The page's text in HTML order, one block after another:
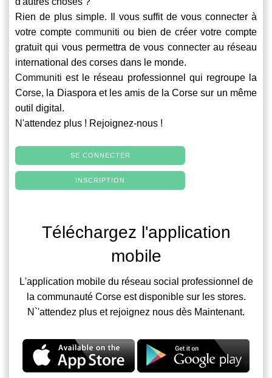
Rien de plus simple. Il vous suffit de vous connecter à
votre compte communiti ou bien de créer votre compte
gratuit qui vous permettra de vous connecter au réseau
international des corses dans le monde.
Communiti est le réseau professionnel qui regroupe la
Corse, la Diaspora et les amis de la Corse sur un même
outil digital.
N'attendez plus ! Rejoignez-nous !
SE CONNECTER
INSCRIPTION
Téléchargez l'application
mobile
L'application mobile du réseau social professionnel de
la communauté Corse est disponible sur les stores.
N`'attendez plus et rejoignez nous dès Maintenant.